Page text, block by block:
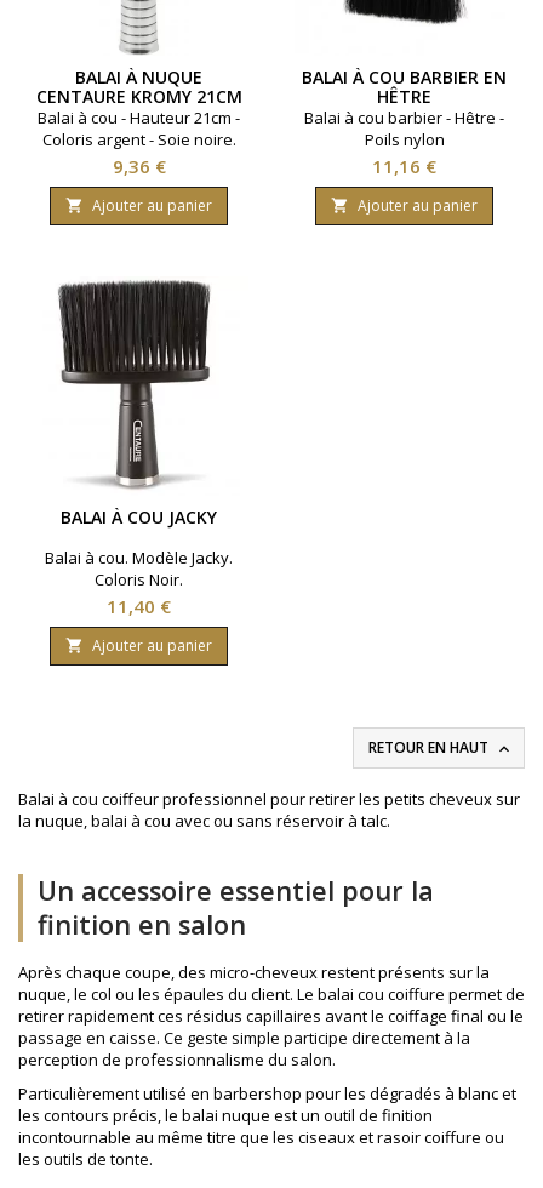
BALAI À NUQUE
CENTAURE KROMY 21CM
Balai à cou - Hauteur 21cm -
Coloris argent - Soie noire.
Prix
9,36 €
 Ajouter au panier
BALAI À COU BARBIER EN
HÊTRE
Balai à cou barbier - Hêtre -
Poils nylon
Prix
11,16 €
 Ajouter au panier
BALAI À COU JACKY
Balai à cou. Modèle Jacky.
Coloris Noir.
Prix
11,40 €
 Ajouter au panier
RETOUR EN HAUT 
Balai à cou coiffeur professionnel pour retirer les petits cheveux sur
la nuque, balai à cou avec ou sans réservoir à talc.
Un accessoire essentiel pour la
finition en salon
Après chaque coupe, des micro-cheveux restent présents sur la
nuque, le col ou les épaules du client. Le balai cou coiffure permet de
retirer rapidement ces résidus capillaires avant le coiffage final ou le
passage en caisse. Ce geste simple participe directement à la
perception de professionnalisme du salon.
Particulièrement utilisé en barbershop pour les dégradés à blanc et
les contours précis, le balai nuque est un outil de finition
incontournable au même titre que les ciseaux et rasoir coiffure ou
les outils de tonte.